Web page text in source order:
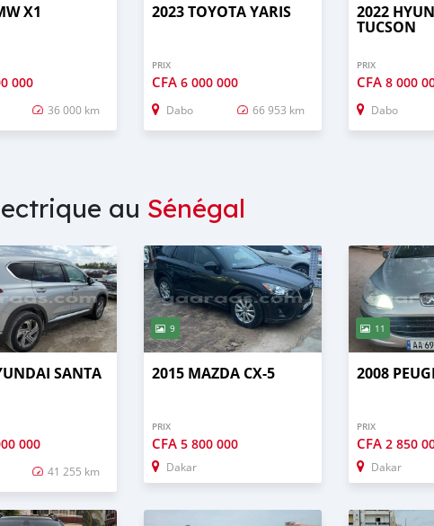
X1
000
36 000 km
2023 TOYOTA YARIS
PRIX
CFA 6 000 000
Dabo 66 953 km
2022
TUCSON
PRIX
CFA 8 000
Dabo
au Sénégal
SANTA
000
41 255 km
9
2015 MAZDA CX-5
PRIX
CFA 5 800 000
Dakar
11
2008
PRIX
CFA 2 850
Dakar